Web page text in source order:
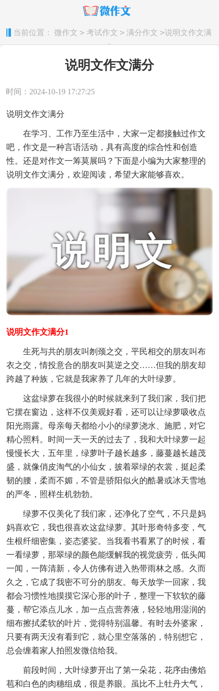
当前位置： 微作文 > 考试作文 > 满分作文 >说明文作文满
分
说明文作文满分
时间：2024-10-19 17:27:25
说明文作文满分
在学习、工作乃至生活中，大家一定都接触过作文
吧，作文是一种言语活动，具有高度的综合性和创造
性。还是对作文一筹莫展吗？下面是小编为大家整理的
说明文作文满分，欢迎阅读，希望大家能够喜欢。
说明文作文满分1
生死与共的朋友叫刎颈之交，平民相交的朋友叫布
衣之交，情投意合的朋友叫莫逆之交……但我的朋友却
跨越了种族，它就是我家养了几年的大叶绿萝。
这盆绿萝在我很小的时候就来到了我们家，我们把
它摆在窗边，这样不仅美观好看，还可以让绿萝吸收点
阳光雨露。母亲每天都给小小的绿萝浇水、施肥，对它
精心照料。时间一天一天的过去了，我和大叶绿萝一起
慢慢长大，五年里，绿萝叶子越长越多，藤蔓越长越茂
盛，就像俏皮淘气的小仙女，披着翠绿的衣裳，挺起柔
韧的腰，柔而不媚，不管是骄阳似火的酷暑或冰天雪地
的严冬，照样生机勃勃。
绿萝不仅美化了我们家，还净化了空气，不只是妈
妈喜欢它，我也很喜欢这盆绿萝。其叶形奇特多变，气
生根纤细密集，姿态婆娑。当我看书看累了的时候，看
一看绿萝，那翠绿的颜色能缓解我的视觉疲劳，低头闻
一闻，一阵清新，令人仿佛有进入热带雨林之感。久而
久之，它成了我密不可分的朋友。每天放学一回家，我
都会习惯性地摸摸它深心形的叶子，整理一下软软的藤
蔓，帮它添点儿水，加一点点营养液，轻轻地用湿润的
细布擦拭柔软的叶片，觉得特别温馨。有时去外婆家，
只要有两天没有看到它，就心里空落落的，特别想它，
总会缠着家人拍照发微信给我。
前段时间，大叶绿萝开出了第一朵花，花序由佛焰
苞和白色的肉穗组成，很是养眼。虽比不上牡丹大气，